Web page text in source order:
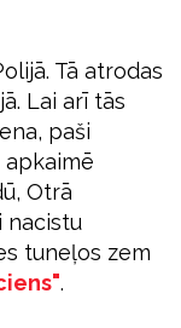
Tā atrodas
Lai arī tās
paši
Otrā
nacistu
tuneļos zem
.